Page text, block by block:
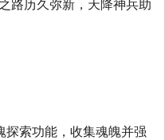
路历久弥新，天降神兵助
探索功能，收集魂魄并强